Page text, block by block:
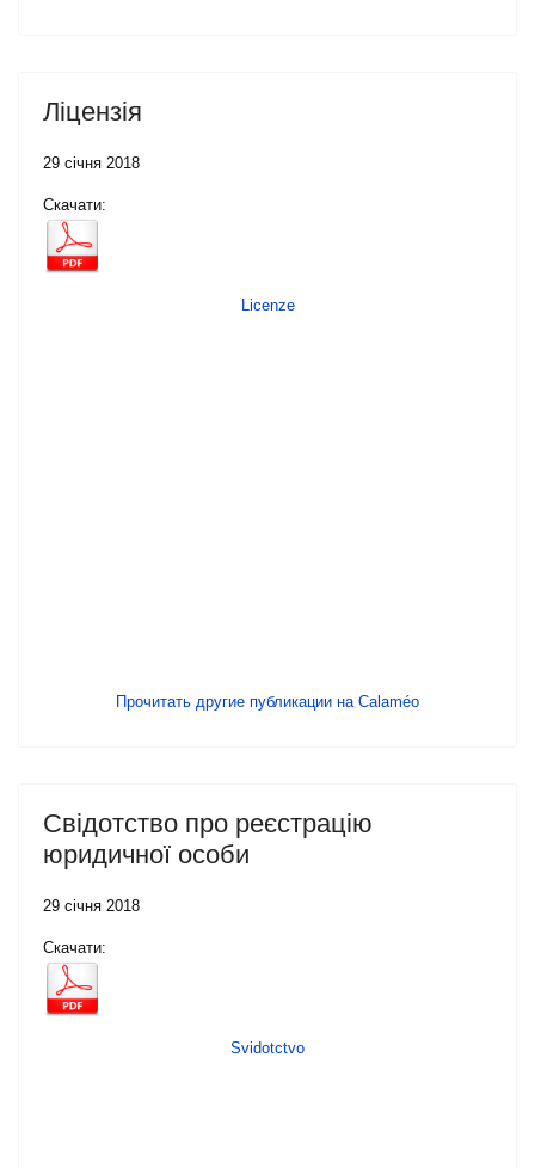
Ліцензія
29 січня 2018
Скачати:
Licenze
Прочитать другие публикации на Calaméo
Свідотство про реєстрацію
юридичної особи
29 січня 2018
Скачати:
Svidotctvo